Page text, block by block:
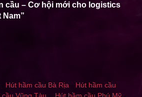
cầu – Cơ hội mới cho logistics
Nam”
Hút hầm cầu Bà Rịa - Hút hầm cầu